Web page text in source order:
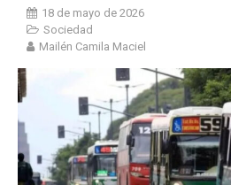
18 de mayo de 2026
Sociedad
Mailén Camila Maciel